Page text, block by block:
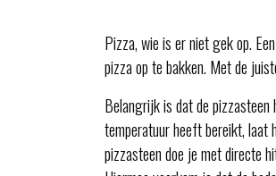
Pizza, wie is er niet gek op.
pizza op te bakken. Met de
Belangrijk is dat de
temperatuur heeft bereikt, laat
pizzasteen doe je met directe